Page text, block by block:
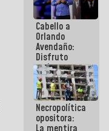
manejo de
escombros
en La Guaira
Cabello a
Orlando
Avendaño:
Disfruto
cada vez
que escribes
porque lo
que haces
es
embarrarla
Necropolítica
opositora: